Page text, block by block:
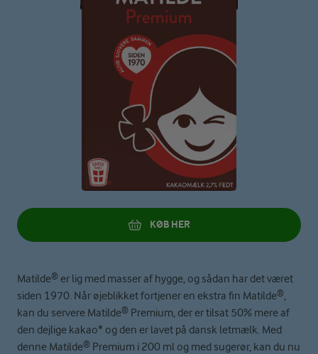
KØB HER
Matilde® er lig med masser af hygge, og sådan har det været
siden 1970. Når øjeblikket fortjener en ekstra fin Matilde®,
kan du servere Matilde® Premium, der er tilsat 50% mere af
den dejlige kakao* og den er lavet på dansk letmælk. Med
denne Matilde® Premium i 200 ml og med sugerør, kan du nu